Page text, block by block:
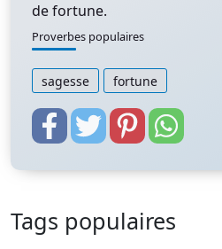
de fortune.
Proverbes populaires
sagesse fortune
Tags populaires